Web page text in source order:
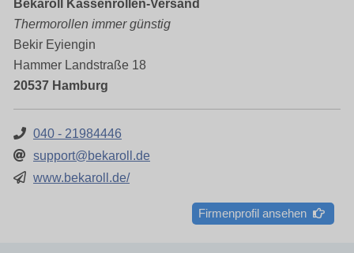
Bekaroll Kassenrollen-Versand
Thermorollen immer günstig
Bekir Eyiengin
Hammer Landstraße 18
20537 Hamburg
040 - 21984446
support@bekaroll.de
www.bekaroll.de/
Firmenprofil ansehen